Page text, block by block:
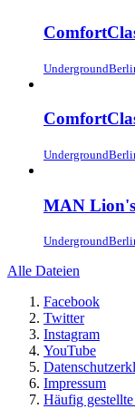
MAN
Alle Dateien
Facebook
Twitter
Instagram
YouTube
Impressum
Häufig gestellte